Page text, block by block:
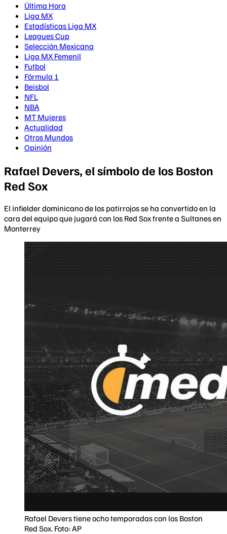
Última Hora
Liga MX
Estadísticas Liga MX
Leagues Cup
Selección Mexicana
Liga MX Femenil
Futbol
Fórmula 1
Beisbol
NFL
NBA
MT Mujeres
Actualidad
Otros Mundos
Opinión
Rafael Devers, el símbolo de los Boston
Red Sox
El infielder dominicano de los patirrojos se ha convertido en la
cara del equipo que jugará con los Red Sox frente a Sultanes en
Monterrey
Rafael Devers tiene ocho temporadas con los Boston
Red Sox. Foto: AP